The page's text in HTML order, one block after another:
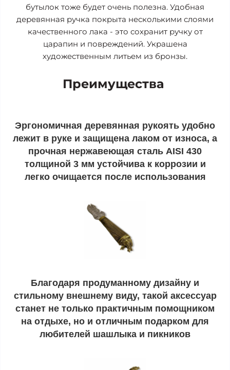
бутылок тоже будет очень полезна. Удобная
деревянная ручка покрыта несколькими слоями
качественного лака - это сохранит ручку от
царапин и повреждений. Украшена
художественным литьем из бронзы.
Преимущества
Эргономичная деревянная рукоять удобно
лежит в руке и защищена лаком от износа, а
прочная нержавеющая сталь AISI 430
толщиной 3 мм устойчива к коррозии и
легко очищается после использования
Благодаря продуманному дизайну и
стильному внешнему виду, такой аксессуар
станет не только практичным помощником
на отдыхе, но и отличным подарком для
любителей шашлыка и пикников